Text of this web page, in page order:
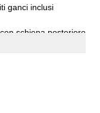
ganci inclusi
schiena posteriore
distribuito kg.
UNI EN 10027